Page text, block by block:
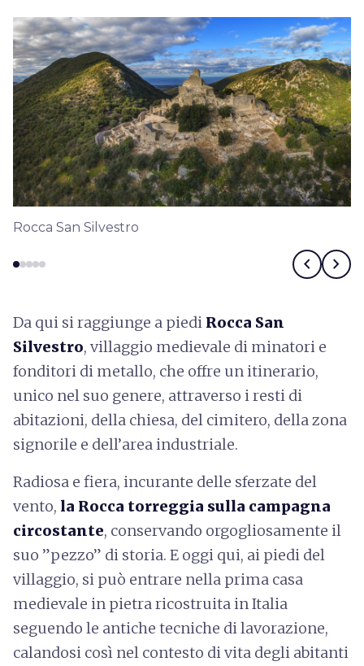
Rocca San Silvestro
chevron_left chevron_right
Da qui si raggiunge a piedi Rocca San
Silvestro, villaggio medievale di minatori e
fonditori di metallo, che offre un itinerario,
unico nel suo genere, attraverso i resti di
abitazioni, della chiesa, del cimitero, della zona
signorile e dell’area industriale.
Radiosa e fiera, incurante delle sferzate del
vento, la Rocca torreggia sulla campagna
circostante, conservando orgogliosamente il
suo ”pezzo” di storia. E oggi qui, ai piedi del
villaggio, si può entrare nella prima casa
medievale in pietra ricostruita in Italia
seguendo le antiche tecniche di lavorazione,
calandosi così nel contesto di vita degli abitanti